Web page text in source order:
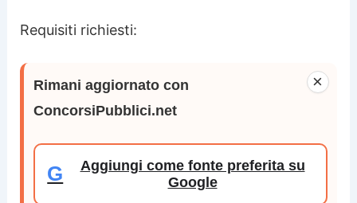
Requisiti richiesti:
×
Rimani aggiornato con
ConcorsiPubblici.net
G
Aggiungi come fonte preferita su
Google